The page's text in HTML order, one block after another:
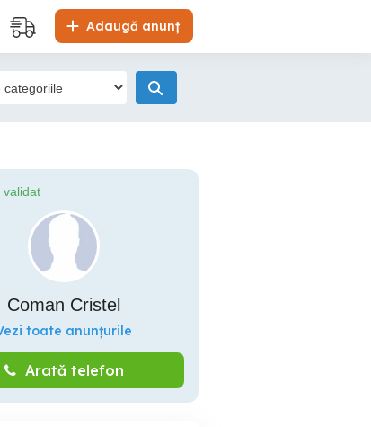
Adaugă anunț
validat
Coman Cristel
toate anunțurile
Arată telefon